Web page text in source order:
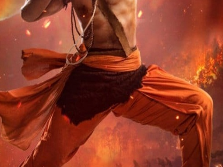
ರಾಮ್ ಚರಣ್ ತೇಜ
ಪ್ರಭು ಶ್ರೀರಾಮಚಂದ್ರನ ಪಾತ್ರದಲ್ಲಿ ಇದುವರೆಗೆ
ಎಷ್ಟೋ ನಟರು ಮಿಂಚಿದ್ದಾರೆ. ಎಷ್ಟೋ
ಸಿನಿಮಾಗಳೂ, ಧಾರವಾಹಿಗಳು ಬಂದಿವೆ.